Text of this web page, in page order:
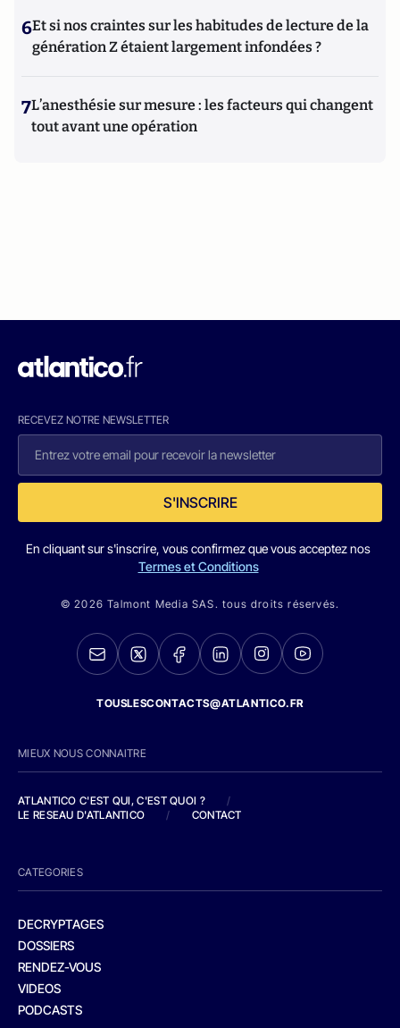
6Et si nos craintes sur les habitudes de lecture de la
génération Z étaient largement infondées ?
7L’anesthésie sur mesure : les facteurs qui changent
tout avant une opération
RECEVEZ NOTRE NEWSLETTER
S'INSCRIRE
En cliquant sur s'inscrire, vous confirmez que vous acceptez nos
Termes et Conditions
© 2026 Talmont Media SAS. tous droits réservés.
TOUSLESCONTACTS@ATLANTICO.FR
MIEUX NOUS CONNAITRE
ATLANTICO C'EST QUI, C'EST QUOI ?
/
LE RESEAU D'ATLANTICO
/ CONTACT
CATEGORIES
DECRYPTAGES
DOSSIERS
RENDEZ-VOUS
VIDEOS
PODCASTS